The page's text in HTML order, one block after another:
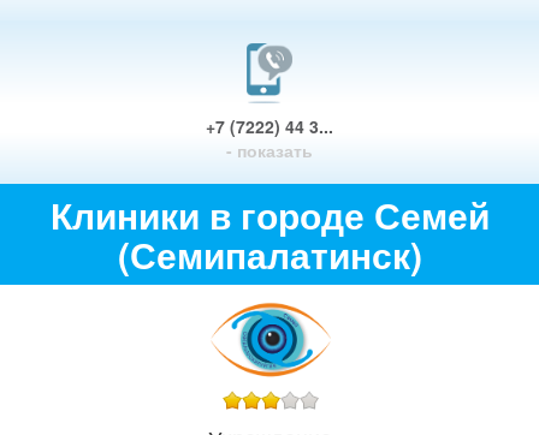
+7 (7222) 44 3...
- показать
Клиники в городе Семей
(Семипалатинск)